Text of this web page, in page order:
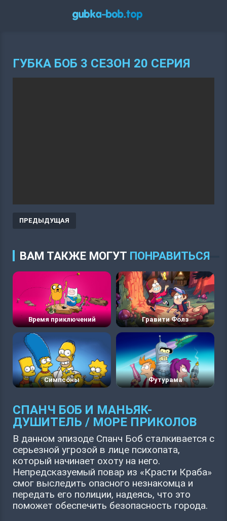
ГУБКА БОБ 3 СЕЗОН 20 СЕРИЯ
ПРЕДЫДУЩАЯ
ВАМ ТАКЖЕ МОГУТ ПОНРАВИТЬСЯ
Время приключений Гравити Фолз
Симпсоны Футурама
СПАНЧ БОБ И МАНЬЯК-
ДУШИТЕЛЬ / МОРЕ ПРИКОЛОВ
В данном эпизоде Спанч Боб сталкивается с
серьезной угрозой в лице психопата,
который начинает охоту на него.
Непредсказуемый повар из «Красти Краба»
смог выследить опасного незнакомца и
передать его полиции, надеясь, что это
поможет обеспечить безопасность города.